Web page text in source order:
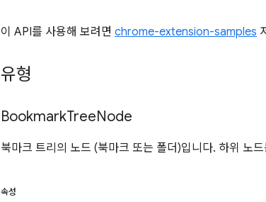
이 API를 사용해 보려면 chrome-extension-samples
유형
BookmarkTreeNode
북마크 트리의 노드 (북마크 또는 폴더)입니다. 하위 노
속성